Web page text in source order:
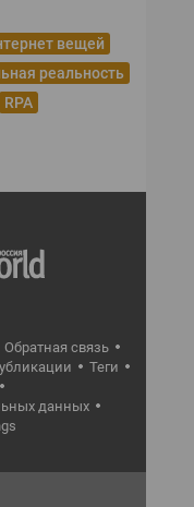
вещей
реальность
RPA
Обратная связь
Теги
данных